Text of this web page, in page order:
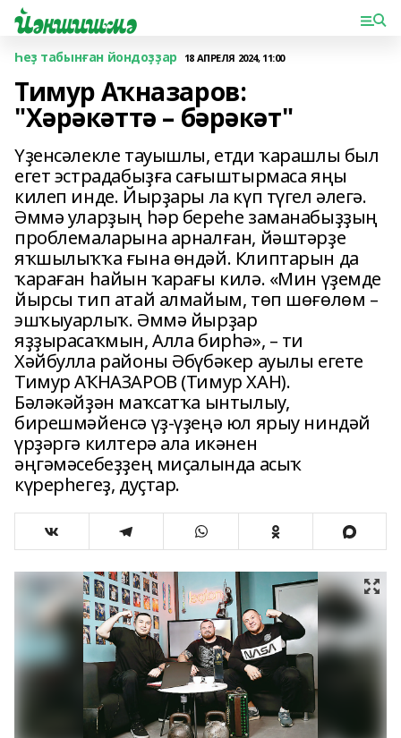
Һеҙ табынған йондоҙҙар 18 АПРЕЛЯ 2024, 11:00
Тимур Аҡназаров:
"Хәрәкәттә – бәрәкәт"
Үҙенсәлекле тауышлы, етди ҡарашлы был
егет эстрадабыҙға сағыштырмаса яңы
килеп инде. Йырҙары ла күп түгел әлегә.
Әммә уларҙың һәр береһе заманабыҙҙың
проблемаларына арналған, йәштәрҙе
яҡшылыҡҡа ғына өндәй. Клиптарын да
ҡараған һайын ҡарағы килә. «Мин үҙемде
йырсы тип атай алмайым, төп шөғөлөм –
эшҡыуарлыҡ. Әммә йырҙар
яҙҙырасаҡмын, Алла бирһә», – ти
Хәйбулла районы Әбүбәкер ауылы егете
Тимур АҠНАЗАРОВ (Тимур ХАН).
Бәләкәйҙән маҡсатҡа ынтылыу,
бирешмәйенсә үҙ-үҙеңә юл ярыу ниндәй
үрҙәргә килтерә ала икәнен
әңгәмәсебеҙҙең миҫалында асыҡ
күрерһегеҙ, дуҫтар.